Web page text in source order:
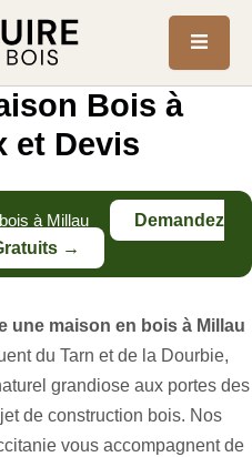
Bois à
et Devis
à Millau
Demandez
→
une maison en bois à Millau
du Tarn et de la Dourbie,
grandiose aux portes des
de construction bois. Nos
vous accompagnent de